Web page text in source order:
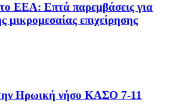
ΕΕΑ: Επτά παρεμβάσεις για
μικρομεσαίας επιχείρησης
Ηρωική νήσο ΚΑΣΟ 7-11